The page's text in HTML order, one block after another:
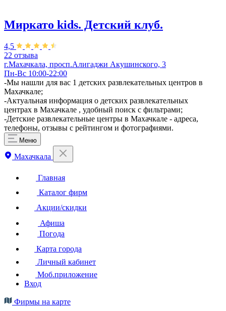
Миркато kids. Детский клуб.
4,5
22 отзыва
г.Махачкала, просп.Алигаджи Акушинского, 3
Пн-Вс 10:00-22:00
-Мы нашли для вас 1 детских развлекательных центров в
Махачкале;
-Актуальная информация о детских развлекательных
центрах в Махачкале , удобный поиск с фильтрами;
-Детские развлекательные центры в Махачкале - адреса,
телефоны, отзывы с рейтингом и фотографиями.
Меню
Махачкала
Главная
Каталог фирм
Акции/скидки
Афиша
Погода
Карта города
Личный кабинет
Моб.приложение
Вход
Фирмы на карте